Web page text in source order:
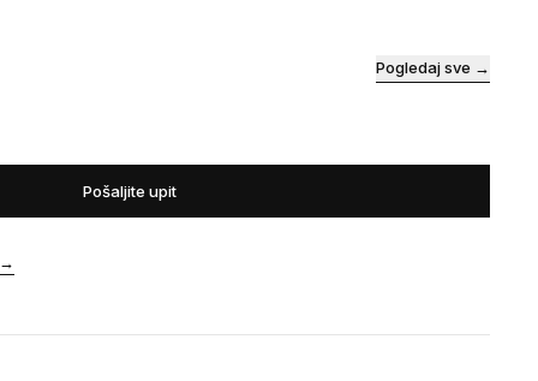
Pogledaj sve →
Pošaljite upit